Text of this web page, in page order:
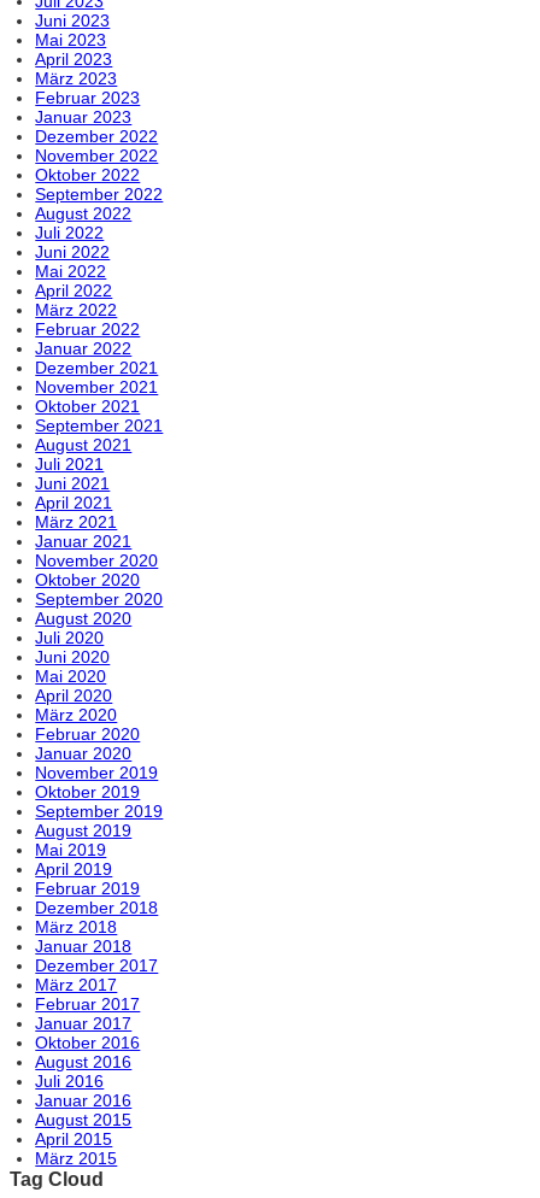
Juni 2023
Mai 2023
April 2023
März 2023
Februar 2023
Januar 2023
Dezember 2022
November 2022
Oktober 2022
September 2022
August 2022
Juli 2022
Juni 2022
Mai 2022
April 2022
März 2022
Februar 2022
Januar 2022
Dezember 2021
November 2021
Oktober 2021
September 2021
August 2021
Juli 2021
Juni 2021
April 2021
März 2021
Januar 2021
November 2020
Oktober 2020
September 2020
August 2020
Juli 2020
Juni 2020
Mai 2020
April 2020
März 2020
Februar 2020
Januar 2020
November 2019
Oktober 2019
September 2019
August 2019
Mai 2019
April 2019
Februar 2019
Dezember 2018
März 2018
Januar 2018
Dezember 2017
März 2017
Februar 2017
Januar 2017
Oktober 2016
August 2016
Juli 2016
Januar 2016
August 2015
April 2015
März 2015
Tag Cloud